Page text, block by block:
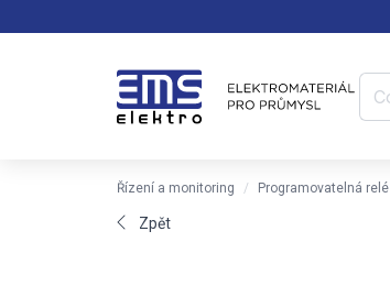
Řízení a monitoring Programovatelná relé
Zpět